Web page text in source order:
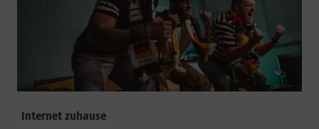
Internet zuhause